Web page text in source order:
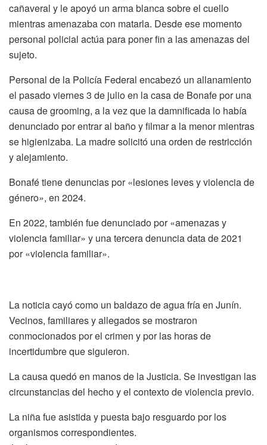
cañaveral y le apoyó un arma blanca sobre el cuello
mientras amenazaba con matarla. Desde ese momento
personal policial actúa para poner fin a las amenazas del
sujeto.
Personal de la Policía Federal encabezó un allanamiento
el pasado viernes 3 de julio en la casa de Bonafe por una
causa de grooming, a la vez que la damnificada lo había
denunciado por entrar al baño y filmar a la menor mientras
se higienizaba. La madre solicitó una orden de restricción
y alejamiento.
Bonafé tiene denuncias por «lesiones leves y violencia de
género», en 2024.
En 2022, también fue denunciado por «amenazas y
violencia familiar» y una tercera denuncia data de 2021
por «violencia familiar».
La noticia cayó como un baldazo de agua fría en Junín.
Vecinos, familiares y allegados se mostraron
conmocionados por el crimen y por las horas de
incertidumbre que siguieron.
La causa quedó en manos de la Justicia. Se investigan las
circunstancias del hecho y el contexto de violencia previo.
La niña fue asistida y puesta bajo resguardo por los
organismos correspondientes.